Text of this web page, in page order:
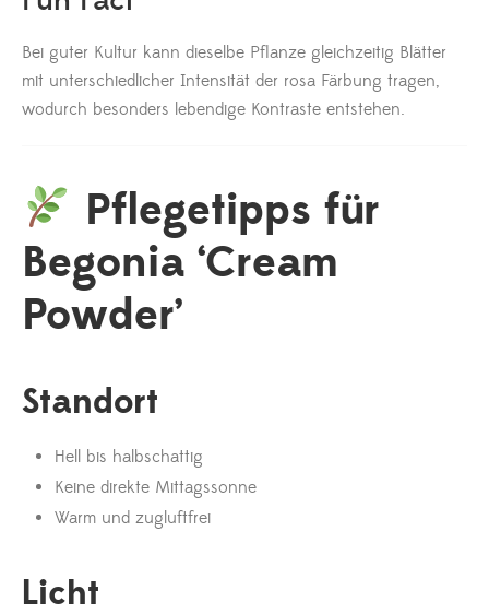
Bei guter Kultur kann dieselbe Pflanze gleichzeitig Blätter
mit unterschiedlicher Intensität der rosa Färbung tragen,
wodurch besonders lebendige Kontraste entstehen.
Pflegetipps für
Begonia ‘Cream
Powder’
Standort
Hell bis halbschattig
Keine direkte Mittagssonne
Warm und zugluftfrei
Licht